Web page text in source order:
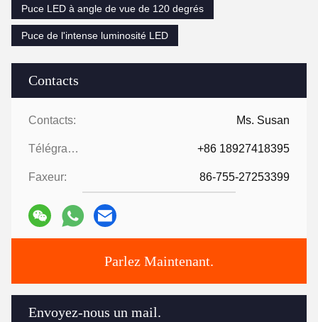
Contacts
Contacts: Ms. Susan
Télégramme: +86 18927418395
Faxeur: 86-755-27253399
Parlez Maintenant.
Envoyez-nous un mail.
Puce LED à angle de vue de 120 degrés
Puce de l'intense luminosité LED